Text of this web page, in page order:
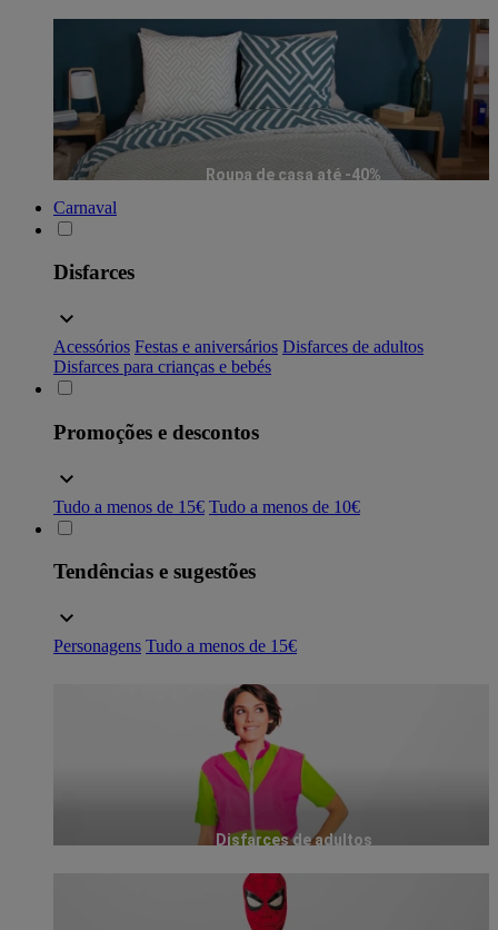
Roupa de casa até -40%
Carnaval
Disfarces
Acessórios Festas e aniversários Disfarces de adultos
Disfarces para crianças e bebés
Promoções e descontos
Tudo a menos de 15€ Tudo a menos de 10€
Tendências e sugestões
Personagens Tudo a menos de 15€
Disfarces de adultos